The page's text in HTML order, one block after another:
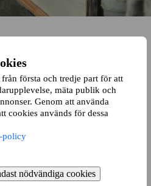
första och tredje part för att
mäta publik och
Genom att använda
cookies används för dessa
policy
nödvändiga cookies